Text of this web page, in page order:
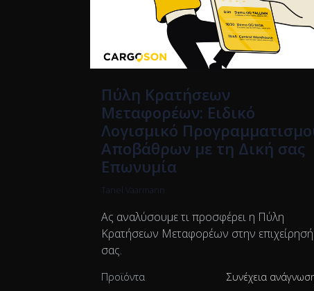
Πύλη Κρατήσεων
Μεταφορέων: Ειδικό
Λογισμικό
Αποβάθρων με τη Δική σας
Επωνυμία
Tanel Vaarmann
Ας αναλύσουμε τι προσφέρει η Πύλη
Κρατήσεων Μεταφορέων στην επιχείρησή
σας.
Προϊόντα Συνέχεια